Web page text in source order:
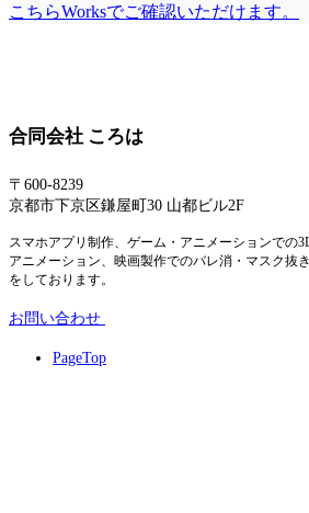
こちらWorksでご確認いただけます。
合同会社 ころは
〒600-8239
京都市下京区鎌屋町30 山都ビル2F
スマホアプリ制作、ゲーム・アニメーションでの
アニメーション、映画製作でのバレ消・マスク抜
をしております。
お問い合わせ
PageTop